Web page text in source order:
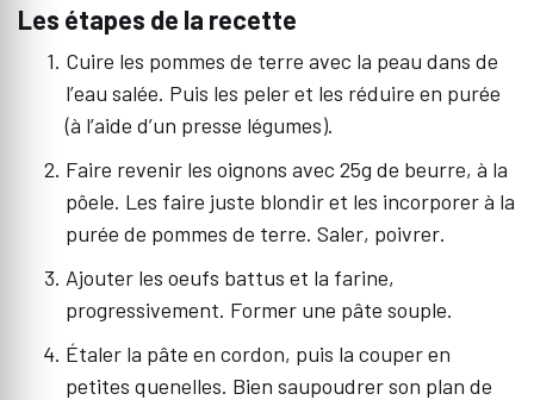
Les étapes de la recette
Cuire les pommes de terre avec la peau dans de
l’eau salée. Puis les peler et les réduire en purée
(à l’aide d’un presse légumes).
Faire revenir les oignons avec 25g de beurre, à la
pôele. Les faire juste blondir et les incorporer à la
purée de pommes de terre. Saler, poivrer.
Ajouter les oeufs battus et la farine,
progressivement. Former une pâte souple.
Étaler la pâte en cordon, puis la couper en
petites quenelles. Bien saupoudrer son plan de